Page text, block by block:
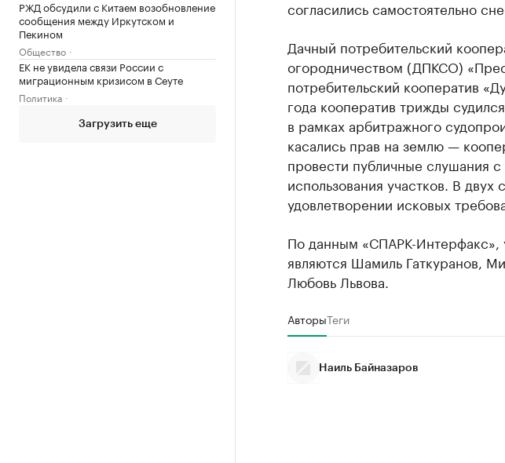
РЖД обсудили с Китаем возобновление
сообщения между Иркутском и
Пекином
Общество
ЕК не увидела связи России с
миграционным кризисом в Сеуте
Политика
Загрузить еще
согласились самостоятельно
Дачный потребительский
огородничеством (ДПКСО)
потребительский кооператив
года кооператив трижды
в рамках арбитражного
касались прав на землю —
провести публичные слушания
использования участков. В двух
удовлетворении исковых
По данным «СПАРК-
являются Шамиль Гаткуранов,
Любовь Львова.
АвторыТеги
Наиль Байназаров